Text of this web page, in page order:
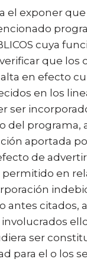
el exponer que
cuya
que los
en efecto
en los
ser
del programa,
aportada
de
permitido en
antes citados,
ser
para el o los